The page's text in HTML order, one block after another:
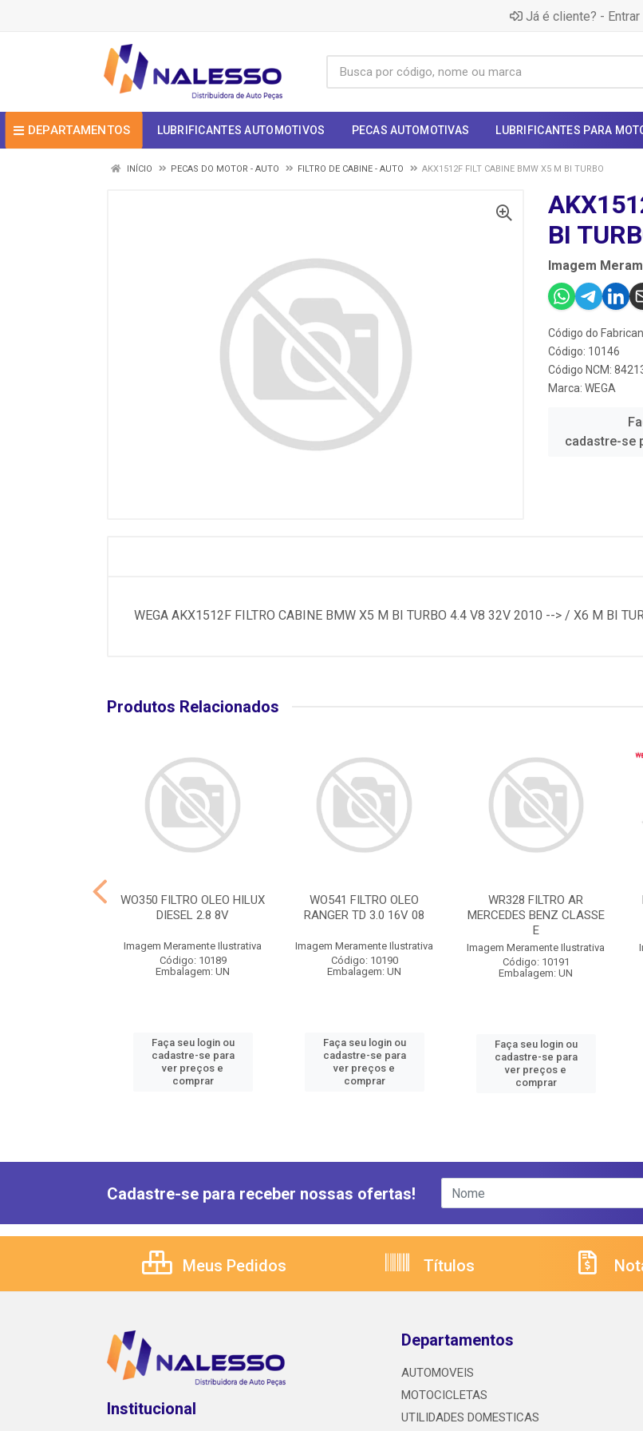
Já é cliente? - Entrar
DEPARTAMENTOS LUBRIFICANTES AUTOMOTIVOS PECAS AUTOMOTIVAS LUBRIFICANTES PARA
INÍCIO PECAS DO MOTOR - AUTO FILTRO DE CABINE - AUTO AKX1512F FILT CABINE BMW X5 M BI TURBO
BI
Imagem
Código do
Código: 10146
Código NCM:
Marca: WEGA
cadastre-se
WEGA AKX1512F FILTRO CABINE BMW X5 M BI TURBO 4.4 V8 32V 2010 --> / X6 M BI
Produtos Relacionados
WO350 FILTRO OLEO HILUX
DIESEL 2.8 8V
Imagem Meramente Ilustrativa
Código: 10189
Embalagem: UN
Faça seu login ou
cadastre-se para
ver preços e
comprar
WO541 FILTRO OLEO
RANGER TD 3.0 16V 08
Imagem Meramente Ilustrativa
Código: 10190
Embalagem: UN
Faça seu login ou
cadastre-se para
ver preços e
comprar
WR328 FILTRO AR
MERCEDES BENZ CLASSE
E
Imagem Meramente Ilustrativa
Código: 10191
Embalagem: UN
Faça seu login ou
cadastre-se para
ver preços e
comprar
Cadastre-se para receber nossas ofertas!
Meus Pedidos Títulos
Institucional
Departamentos
AUTOMOVEIS
MOTOCICLETAS
UTILIDADES DOMESTICAS